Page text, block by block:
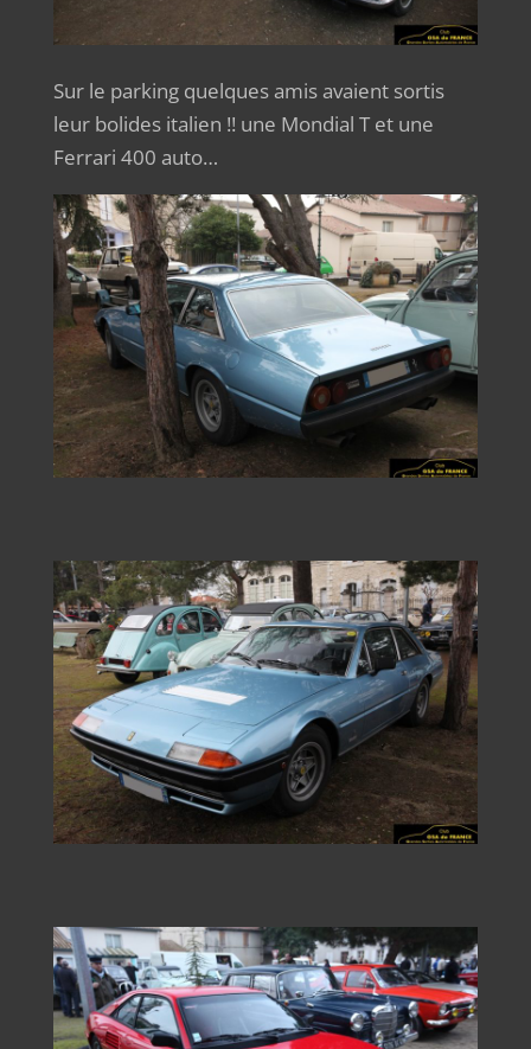
Sur le parking quelques amis avaient sortis
leur bolides italien !! une Mondial T et une
Ferrari 400 auto…